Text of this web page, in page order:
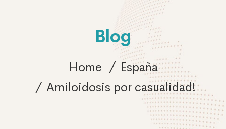
Blog
Home
España
Amiloidosis por casualidad!